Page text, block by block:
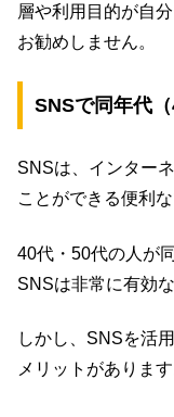
層や利用目的が自
お勧めしません。
SNSで同年代
SNSは、インター
ことができる便利な
40代・50代の人が
SNSは非常に有効
しかし、SNSを活
メリットがあります